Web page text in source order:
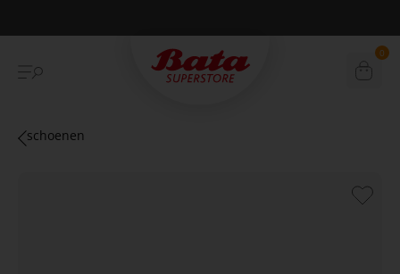
Betaal achteraf met Klarna 0
schoenen